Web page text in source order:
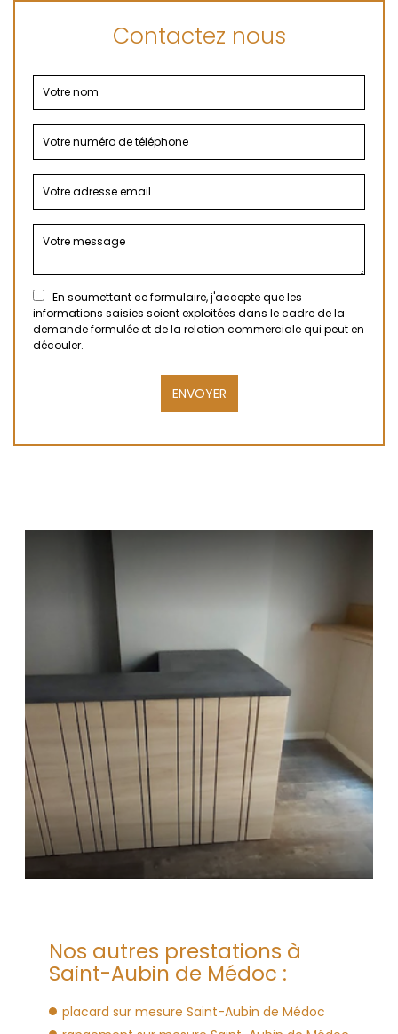
Contactez nous
En soumettant ce formulaire, j'accepte que les
informations saisies soient exploitées dans le cadre de la
demande formulée et de la relation commerciale qui peut en
découler.
Nos autres prestations à
Saint-Aubin de Médoc :
placard sur mesure Saint-Aubin de Médoc